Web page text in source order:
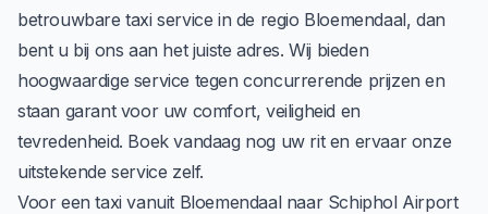
betrouwbare taxi service in de regio Bloemendaal, dan
bent u bij ons aan het juiste adres. Wij bieden
hoogwaardige service tegen concurrerende prijzen en
staan garant voor uw comfort, veiligheid en
tevredenheid. Boek vandaag nog uw rit en ervaar onze
uitstekende service zelf.
Voor een taxi vanuit Bloemendaal naar Schiphol Airport